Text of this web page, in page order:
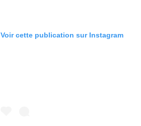
Voir cette publication sur Instagram